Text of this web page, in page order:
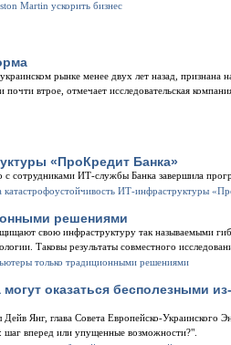
рынке менее двух лет назад, признана
втрое, отмечает исследовательская
«ПроКредит Банка»
сотрудниками ИТ-службы Банка завершила
решениями
свою инфраструктуру так называемыми
Таковы результаты совместного
оказаться бесполезными
Янг, глава Совета Европейско-Украинского
вперед или упущенные возможности?".